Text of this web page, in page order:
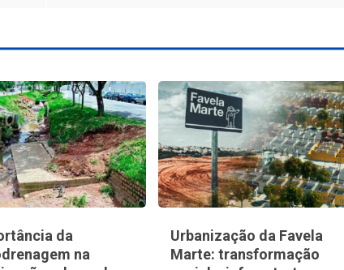
da
na
Urbanização da Favela
Marte: transformação